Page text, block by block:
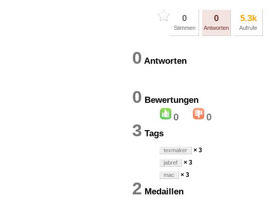
0
Stimmen
0
Antworten
5.3k
Aufrufe
0 Antworten
0 Bewertungen
0 0
3 Tags
texmaker × 3
jabref × 3
mac × 3
2 Medaillen